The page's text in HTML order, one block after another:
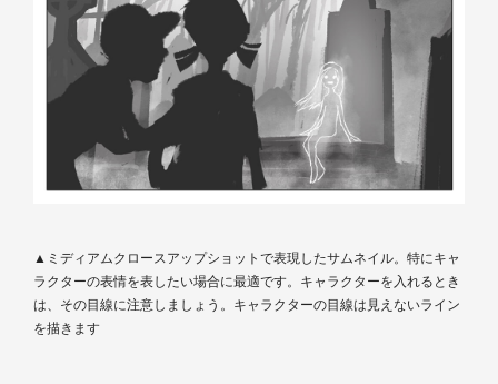
▲ミディアムクロースアップショットで表現したサムネイル。特にキャ
ラクターの表情を表したい場合に最適です。キャラクターを入れるとき
は、その目線に注意しましょう。キャラクターの目線は見えないライン
を描きます